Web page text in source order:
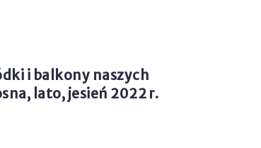
i balkony naszych
lato, jesień 2022 r.